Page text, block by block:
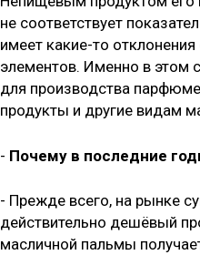
не соответствует
имеет какие-то
элементов. Именно в этом
для производства
продукты и другие видам
- Почему в последние
- Прежде всего, на рынке
действительно дешёвый
масличной пальмы